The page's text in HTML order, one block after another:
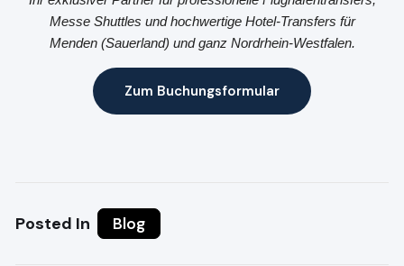
Messe Shuttles und hochwertige Hotel-Transfers für
Menden (Sauerland) und ganz Nordrhein-Westfalen.
Zum Buchungsformular
Posted In Blog